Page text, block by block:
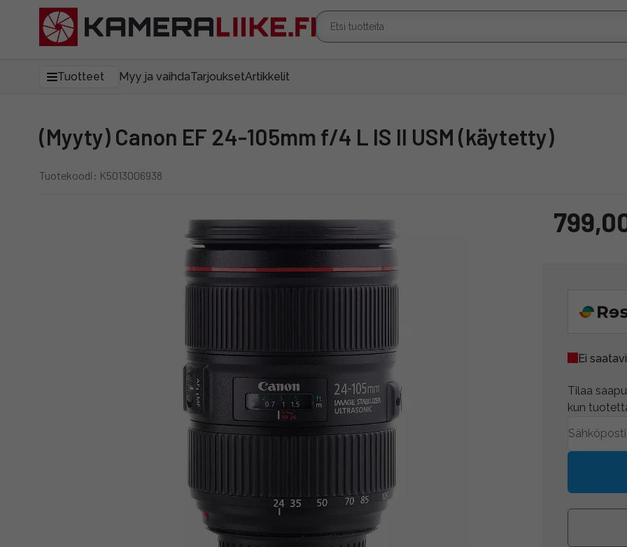
Tuotteet Myy ja vaihdaTarjouksetArtikkelit
(Myyty) Canon EF 24-105mm f/4 L IS II USM (käytetty)
Tuotekoodi: K5013006938
Ei
Tilaa
kun